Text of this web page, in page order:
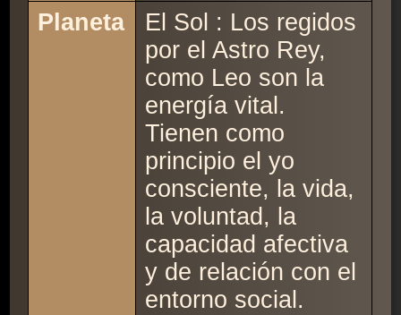
Planeta
El Sol : Los regidos
por el Astro Rey,
como Leo son la
energía vital.
Tienen como
principio el yo
consciente, la vida,
la voluntad, la
capacidad afectiva
y de relación con el
entorno social.